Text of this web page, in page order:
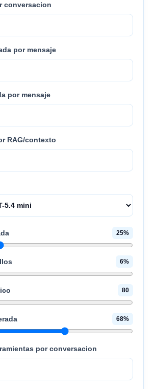
conversacion
por mensaje
por mensaje
RAG/contexto
25%
6%
80
68%
por conversacion